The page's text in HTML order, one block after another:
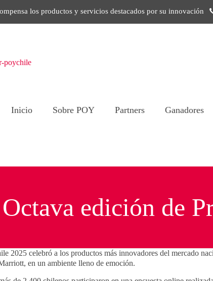
los productos y servicios destacados por su innovación
Inicio Sobre POY Partners Ganadores
Octava edición de
2025 celebró a los productos más innovadores del mercado
en un ambiente lleno de emoción.